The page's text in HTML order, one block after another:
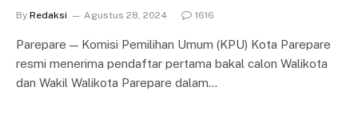
By Redaksi Agustus 28, 2024 1616
Parepare — Komisi Pemilihan Umum (KPU) Kota Parepare
resmi menerima pendaftar pertama bakal calon Walikota
dan Wakil Walikota Parepare dalam…